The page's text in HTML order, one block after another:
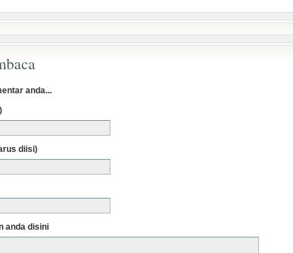
anda...
diisi)
anda disini